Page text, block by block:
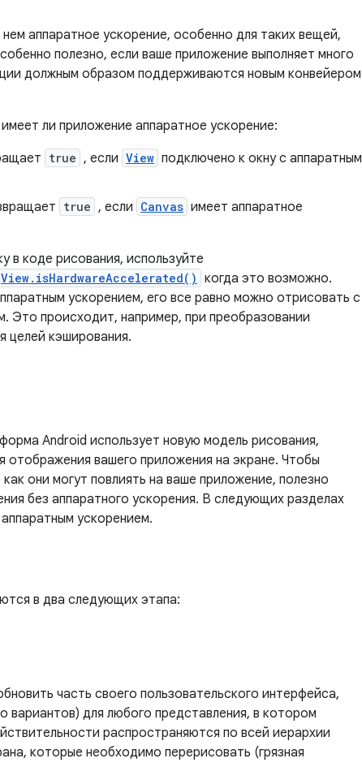
аппаратное ускорение, особенно для таких вещей,
полезно, если ваше приложение выполняет много
должным образом поддерживаются новым конвейером
ли приложение аппаратное ускорение:
true , если View подключено к окну с аппаратным
true , если Canvas имеет аппаратное
в коде рисования, используйте
View.isHardwareAccelerated() когда это возможно.
ускорением, его все равно можно отрисовать с
Это происходит, например, при преобразовании
целей кэширования.
Android использует новую модель рисования,
отображения вашего приложения на экране. Чтобы
они могут повлиять на ваше приложение, полезно
без аппаратного ускорения. В следующих разделах
ускорением.
в два следующих этапа:
часть своего пользовательского интерфейса,
вариантов) для любого представления, в котором
распространяются по всей иерархии
которые необходимо перерисовать (грязная